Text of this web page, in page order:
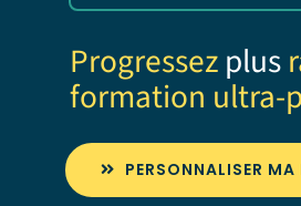
Progressezplus
formation ultra-
PERSONNALISER